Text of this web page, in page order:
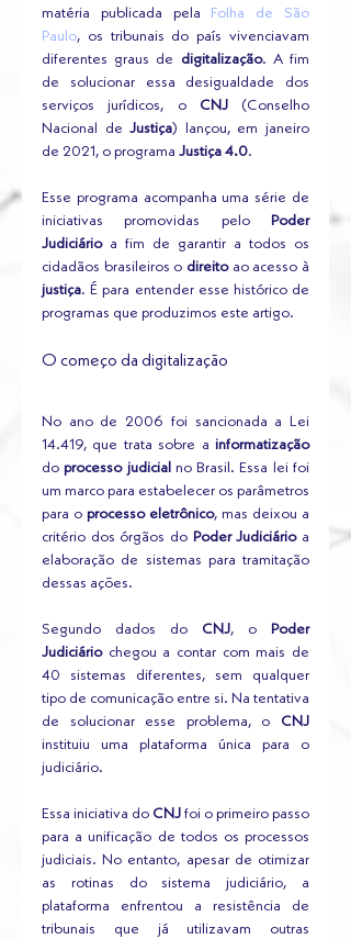
matéria publicada pela Folha de São
Paulo, os tribunais do país vivenciavam
diferentes graus de
digitalização. A fim
de solucionar essa desigualdade dos
serviços jurídicos, o CNJ (Conselho
Nacional de Justiça) lançou, em janeiro
de 2021, o programa Justiça 4.0.
Esse programa acompanha uma série de
iniciativas promovidas pelo
Poder
Judiciário a fim de garantir a todos os
cidadãos brasileiros o direito
justiça. É para entender esse histórico de
programas que produzimos este artigo.
O começo da digitalização
No ano de 2006 foi sancionada a Lei
14.419, que trata sobre a informatização
do processo judicial no Brasil. Essa lei foi
um marco para estabelecer os parâmetros
para o processo eletrônico, mas deixou a
critério dos órgãos do Poder Judiciário a
elaboração de sistemas para tramitação
dessas ações.
Segundo dados do CNJ, o
Poder
Judiciário chegou a contar com mais de
40 sistemas diferentes, sem qualquer
tipo de comunicação entre si. Na tentativa
de solucionar esse problema, o
instituiu uma plataforma única para o
judiciário.
Essa iniciativa do CNJ foi o primeiro passo
para a unificação de todos os processos
judiciais. No entanto, apesar de otimizar
as rotinas do sistema judiciário, a
plataforma enfrentou a resistência de
tribunais que já utilizavam outras